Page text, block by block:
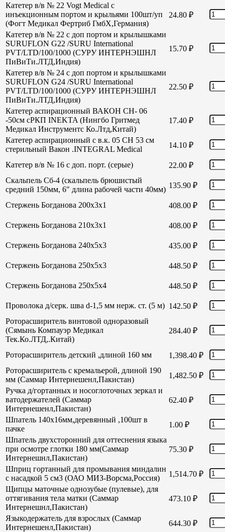
Катетер в/в № 22 Vogt Medical с
инъекционным портом и крыльями 100шт/уп
(Фогт Медикал Фертриб ГмбХ,Германия)
24.80 ₽
Катетер в/в № 22 с доп портом и крылышками
SURUFLON G22 /SURU International
PVT/LTD/100/1000 (СУРУ ИНТЕРНЭШНЛ
ПиВиТи.ЛТД,Индия)
15.70 ₽
Катетер в/в № 24 с доп портом и крылышками
SURUFLON G24 /SURU International
PVT/LTD/100/1000 (СУРУ ИНТЕРНЭШНЛ
ПиВиТи.ЛТД,Индия)
22.50 ₽
Катетер аспирационный ВАКОН СН- 06
-50см сРКП INEKTA (Нингбо Гритмед
Медикал Инструментс Ко.Лтд,Китай)
17.40 ₽
Катетер аспирационный с в.к. 05 СН 53 см
стерильный Вакон .INTEGRAL Medical
14.10 ₽
Катетер в/в № 16 с доп. порт. (серые) 22.00 ₽
Скальпель Сб-4 (скальпель брюшистый
средний 150мм, 6" длина рабочей части 40мм) 135.90 ₽
Стержень Богданова 200х3х1 408.00 ₽
Стержень Богданова 210х3х1 408.00 ₽
Стержень Богданова 240х5х3 435.00 ₽
Стержень Богданова 250х5х3 448.50 ₽
Стержень Богданова 250х5х4 448.50 ₽
Проволока д/серк. шва d-1,5 мм нерж. ст. (5 м) 142.50 ₽
Роторасширитель винтовой одноразовый
(Сямынь Компауэр Медикал
Тек.Ко.ЛТД,.Китай)
284.40 ₽
Роторасширитель детский ,длиной 160 мм 1,398.40 ₽
Роторасширитель с кремальерой, длиной 190
мм (Саммар Интернешенл,Пакистан)
1,482.50 ₽
Ручка д/гортанных и носоглоточных зеркал и
ватодержателей (Саммар
Интернешенл,Пакистан)
62.40 ₽
Шпатель 140х16мм,деревянный ,100шт в
пачке
1.00 ₽
Шпатель двухсторонний для оттеснения языка
при осмотре глотки 180 мм(Саммар
Интернешнл,Пакистан)
75.30 ₽
Шприц гортанный для промывания миндалин
с насадкой 5 см3 (ОАО МИЗ-Ворсма,Россия)
1,514.70 ₽
Щипцы маточные однозубые (пулевые), для
оттягивания тела матки (Саммар
Интернешнл,Пакистан)
473.10 ₽
Языкодержатель для взрослых (Саммар
Интернешенл,Пакистан)
644.30 ₽